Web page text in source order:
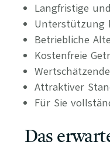
Langfristige
Unterstützung
Betriebliche
Kostenfreie
Attraktiver
Für Sie
Das